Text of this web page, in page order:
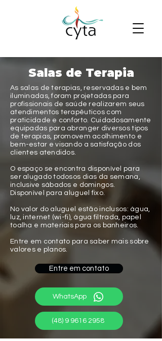
Salas de Terapia
As salas de terapias, reservadas e bem
iluminadas, foram projetadas para
profissionais de saúde realizarem seus
atendimentos terapêuticos com
praticidade e conforto. Cuidadosamente
equipadas para abranger diversos tipos
de terapias, promovem acolhimento e
bem-estar e visando a satisfação dos
clientes atendidos.
O espaço se encontra disponível para
ser alugado todosos dias da semana,
inclusive sábados e domingos.
Disponível para aluguel fixo.
​No valor do aluguel estão inclusos: água,
luz, internet (wi-fi), água filtrada, papel
toalha e materiais para os banheiros.
Entre em contato para saber mais sobre
valores e planos.
Entre em contato
WhatsApp
(48) 9 9616 2958